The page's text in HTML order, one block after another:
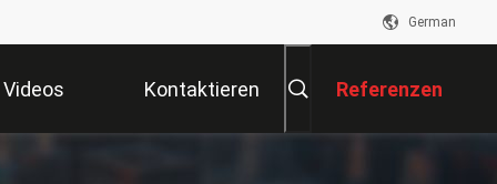
German
Videos Kontaktieren Referenzen